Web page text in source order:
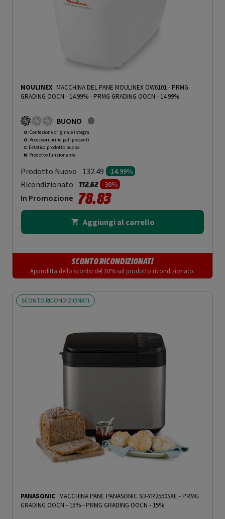
MOULINEX MACCHINA DEL PANE MOULINEX OW6101 - PRMG
GRADING OOCN - 14.99%- PRMG GRADING OOCN - 14.99%
BUONO
O: Confezione originale integra
O: Accessori principali presenti
C: Estetica prodotto buona
N: Prodotto funzionante
Prodotto Nuovo 132.49 -14.99%
Ricondizionato Prezzo ridotto da
112.62a-30%
In Promozione 78.83
Aggiungi al carrello
SCONTO RICONDIZIONATI
Approfitta dello sconto del 30% sul prodotto ricondizionato.
SCONTO RICONDIZIONATI
PANASONIC MACCHINA PANE PANASONIC SD-YR2550SXE - PRMG
GRADING OOCN - 15%- PRMG GRADING OOCN - 15%